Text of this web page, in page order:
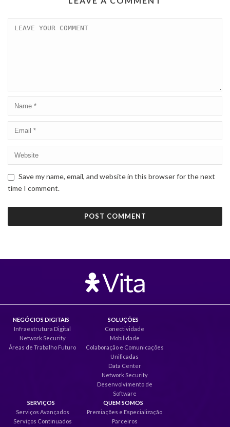
Save my name, email, and website in this browser for the next
time I comment.
NEGÓCIOS DIGITAIS
Infraestrutura Digital
Network Security
Áreas de Trabalho Futuro
SOLUÇÕES
Conectividade
Mobilidade
Colaboração e Comunicações
Unificadas
Data Center
Network Security
Desenvolvimento de
Software
SERVIÇOS
Serviços Avançados
Serviços Continuados
QUEM SOMOS
Premiações e Especialização
Parceiros